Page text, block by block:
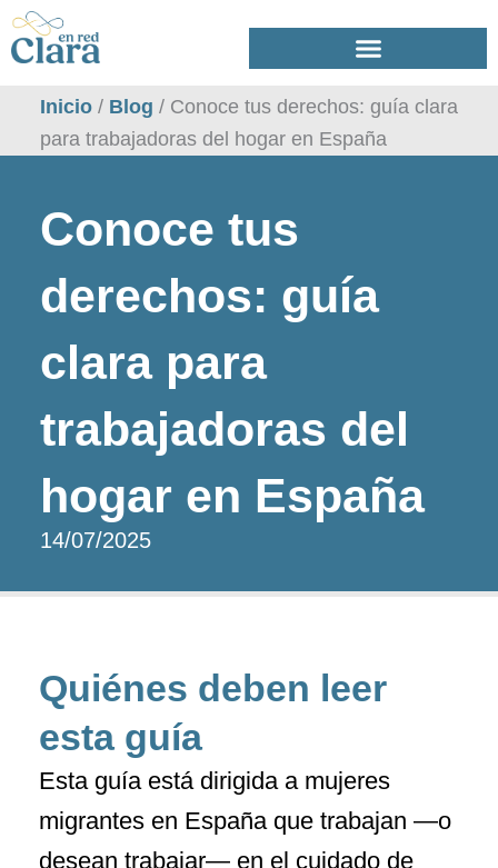
al
Inicio/ Blog / Conoce tus derechos: guía clara
para trabajadoras del hogar en España
Conoce tus
derechos: guía
clara para
trabajadoras del
hogar en España
14/07/2025
Quiénes deben leer
esta guía
Esta guía está dirigida a mujeres
migrantes en España que trabajan —o
desean trabajar— en el cuidado de